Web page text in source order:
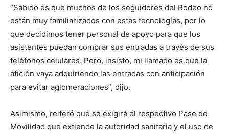
“Sabido es que muchos de los seguidores del Rodeo no
están muy familiarizados con estas tecnologías, por lo
que decidimos tener personal de apoyo para que los
asistentes puedan comprar sus entradas a través de sus
teléfonos celulares. Pero, insisto, mi llamado es que la
afición vaya adquiriendo las entradas con anticipación
para evitar aglomeraciones”, dijo.
Asimismo, reiteró que se exigirá el respectivo Pase de
Movilidad que extiende la autoridad sanitaria y el uso de